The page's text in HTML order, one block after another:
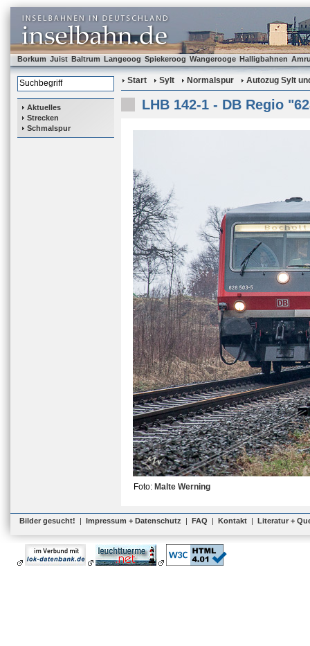
Borkum Juist Baltrum Langeoog Spiekeroog Wangerooge Halligbahnen
Aktuelles
Strecken
Schmalspur
Start Sylt Normalspur Autozug Sylt
LHB 142-1 - DB Regio
Foto: Malte Werning
Bilder gesucht! | Impressum + Datenschutz | FAQ | Kontakt | Literatur +